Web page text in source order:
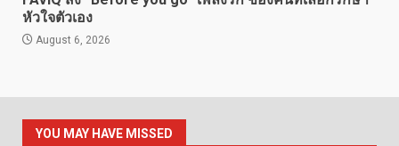
หัวใจตัวเอง
August 6, 2026
YOU MAY HAVE MISSED